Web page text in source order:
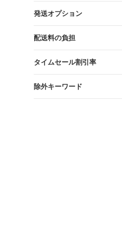
発送オプション
配送料の負担
タイムセール割引率
除外キーワード